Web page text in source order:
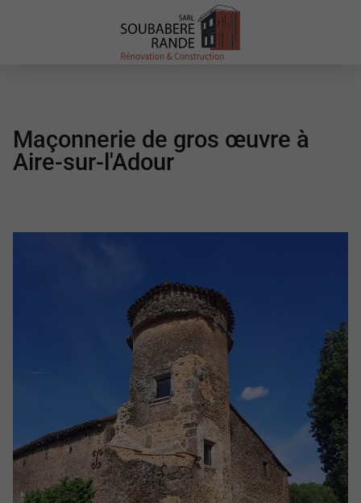
Maçonnerie de gros œuvre à
Aire-sur-l'Adour